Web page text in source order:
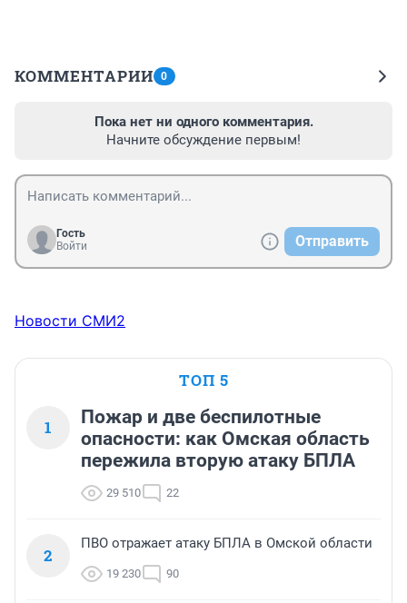
КОММЕНТАРИИ 0
Пока нет ни одного комментария.
Начните обсуждение первым!
Гость
Войти
Отправить
Новости СМИ2
ТОП 5
1
Пожар и две беспилотные
опасности: как Омская область
пережила вторую атаку БПЛА
29 510 22
2
ПВО отражает атаку БПЛА в Омской области
19 230 90